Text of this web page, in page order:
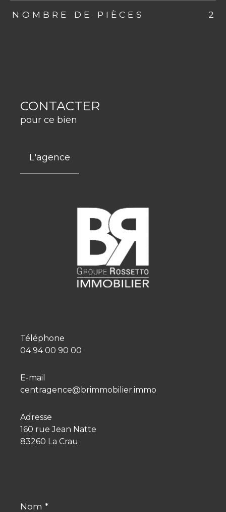
NOMBRE DE PIÈCES 2
CONTACTER
pour ce bien
L'agence
Téléphone
04 94 00 90 00
E-mail
centragence@brimmobilier.immo
Adresse
160 rue Jean Natte
83260 La Crau
*